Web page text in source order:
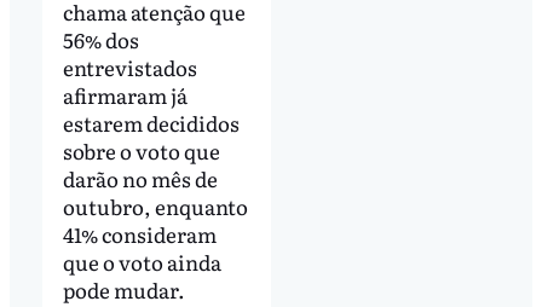
chama atenção que
56% dos
entrevistados
afirmaram já
estarem decididos
sobre o voto que
darão no mês de
outubro, enquanto
41% consideram
que o voto ainda
pode mudar.